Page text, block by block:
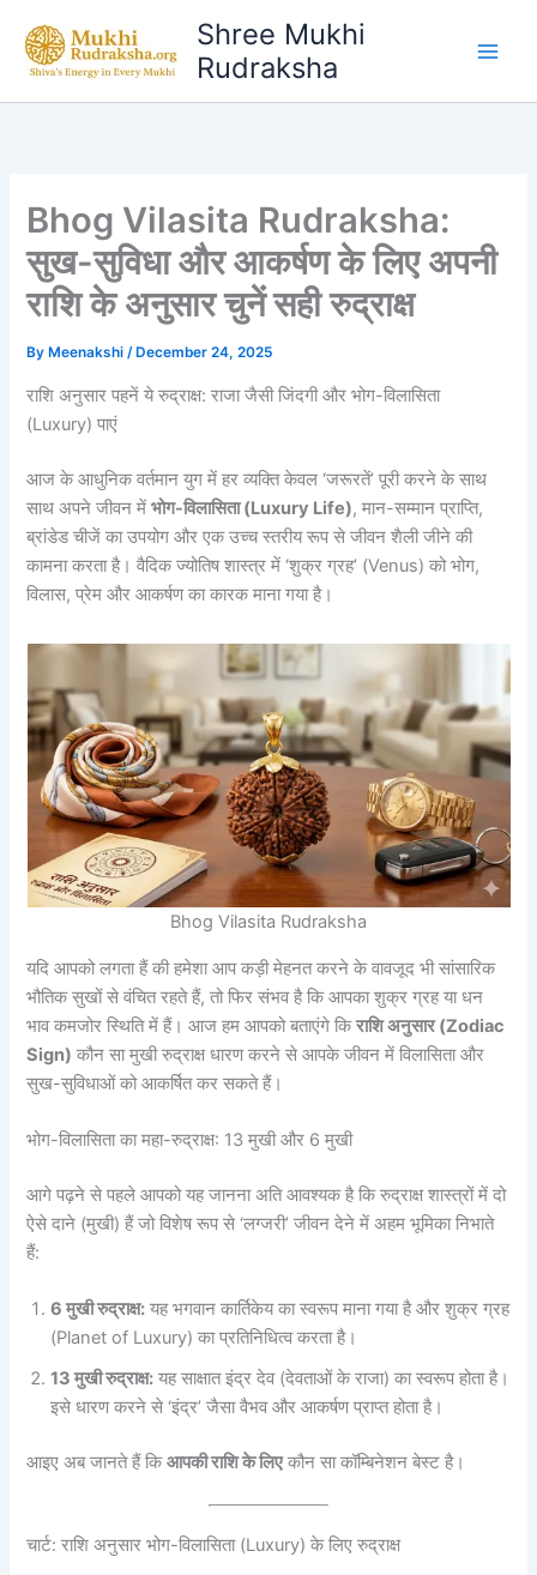
content
Shree Mukhi
Rudraksha
Bhog Vilasita Rudraksha:
सुख-सुविधा और आकर्षण के लिए अपनी
राशि के अनुसार चुनें सही रुद्राक्ष
By Meenakshi/ December 24, 2025
राशि अनुसार पहनें ये रुद्राक्ष: राजा जैसी जिंदगी और भोग-विलासिता
(Luxury) पाएं
आज के आधुनिक वर्तमान युग में हर व्यक्ति केवल ‘जरूरतें’ पूरी करने के साथ
साथ अपने जीवन मेंभोग-विलासिता (Luxury Life), मान-सम्मान प्राप्ति,
ब्रांडेड चीजें का उपयोग और एक उच्च स्तरीय रूप से जीवन शैली जीने की
कामना करता है। वैदिक ज्योतिष शास्त्र में ‘शुक्र ग्रह’ (Venus) को भोग,
विलास, प्रेम और आकर्षण का कारक माना गया है।
Bhog Vilasita Rudraksha
यदि आपको लगता हैं की हमेशा आप कड़ी मेहनत करने के वावजूद भी सांसारिक
भौतिक सुखों से वंचित रहते हैं, तो फिर संभव है कि आपका शुक्र ग्रह या धन
भाव कमजोर स्थिति में हैं। आज हम आपको बताएंगे किराशि अनुसार (Zodiac
Sign) कौन सा मुखी रुद्राक्ष धारण करने से आपके जीवन में विलासिता और
सुख-सुविधाओं को आकर्षित कर सकते हैं।
भोग-विलासिता का महा-रुद्राक्ष: 13 मुखी और 6 मुखी
आगे पढ़ने से पहले आपको यह जानना अति आवश्यक है कि रुद्राक्ष शास्त्रों में दो
ऐसे दाने (मुखी) हैं जो विशेष रूप से ‘लग्जरी’ जीवन देने में अहम भूमिका निभाते
हैं:
6 मुखी रुद्राक्ष: यह भगवान कार्तिकेय का स्वरूप माना गया है और शुक्र ग्रह
(Planet of Luxury) का प्रतिनिधित्व करता है।
13 मुखी रुद्राक्ष: यह साक्षात इंद्र देव (देवताओं के राजा) का स्वरूप होता है।
इसे धारण करने से ‘इंद्र’ जैसा वैभव और आकर्षण प्राप्त होता है।
आइए अब जानते हैं किआपकी राशि के लिएकौन सा कॉम्बिनेशन बेस्ट है।
चार्ट: राशि अनुसार भोग-विलासिता (Luxury) के लिए रुद्राक्ष